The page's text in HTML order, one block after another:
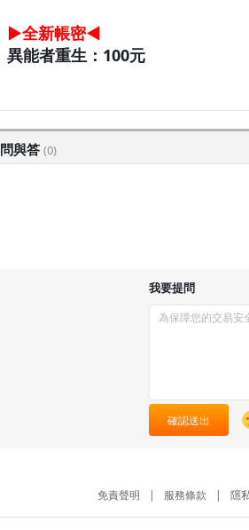
▶全新帳密◀
異能者重生：100元
問與答 (0)
我要提問
確認送出
免責聲明 | 服務條款 | 隱